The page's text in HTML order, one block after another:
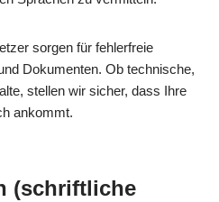
sorgen für fehlerfreie
Dokumenten. Ob technische,
stellen wir sicher, dass Ihre
ankommt.
(schriftliche